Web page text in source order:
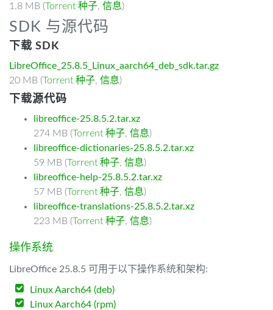
1.8 MB (Torrent 种子, 信息)
SDK 与源代码
下载 SDK
LibreOffice_25.8.5_Linux_aarch64_deb_sdk.tar.gz
20 MB (Torrent 种子, 信息)
下载源代码
libreoffice-25.8.5.2.tar.xz
274 MB (Torrent 种子, 信息)
libreoffice-dictionaries-25.8.5.2.tar.xz
59 MB (Torrent 种子, 信息)
libreoffice-help-25.8.5.2.tar.xz
57 MB (Torrent 种子, 信息)
libreoffice-translations-25.8.5.2.tar.xz
223 MB (Torrent 种子, 信息)
操作系统
LibreOffice 25.8.5 可用于以下操作系统和架构:
Linux Aarch64 (deb)
Linux Aarch64 (rpm)